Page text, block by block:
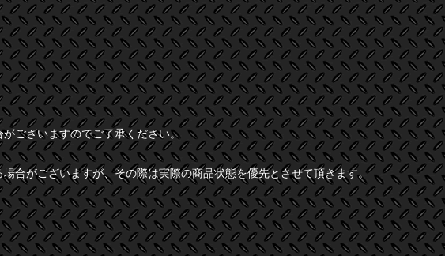
ございますのでご了承ください。
合がございますが、その際は実際の商品状態を優先とさせて頂きます。